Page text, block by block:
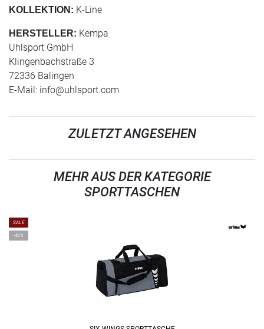
KOLLEKTION: K-Line
HERSTELLER: Kempa
Uhlsport GmbH
Klingenbachstraße 3
72336 Balingen
E-Mail: info@uhlsport.com
ZULETZT ANGESEHEN
MEHR AUS DER KATEGORIE
SPORTTASCHEN
SALE
-40%